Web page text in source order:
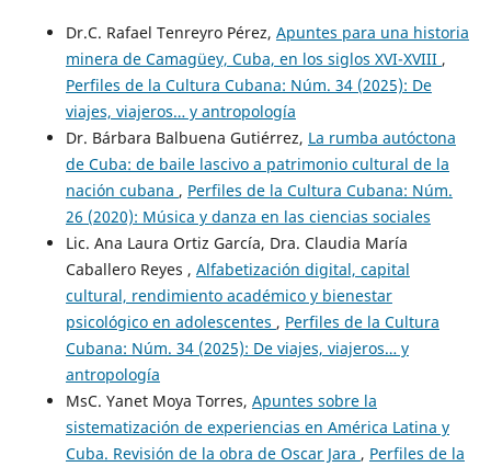
Dr.C. Rafael Tenreyro Pérez, Apuntes para una historia
minera de Camagüey, Cuba, en los siglos XVI-XVIII ,
Perfiles de la Cultura Cubana: Núm. 34 (2025): De
viajes, viajeros… y antropología
Dr. Bárbara Balbuena Gutiérrez, La rumba autóctona
de Cuba: de baile lascivo a patrimonio cultural de la
nación cubana , Perfiles de la Cultura Cubana: Núm.
26 (2020): Música y danza en las ciencias sociales
Lic. Ana Laura Ortiz García, Dra. Claudia María
Caballero Reyes , Alfabetización digital, capital
cultural, rendimiento académico y bienestar
psicológico en adolescentes , Perfiles de la Cultura
Cubana: Núm. 34 (2025): De viajes, viajeros… y
antropología
MsC. Yanet Moya Torres, Apuntes sobre la
sistematización de experiencias en América Latina y
Cuba. Revisión de la obra de Oscar Jara , Perfiles de la